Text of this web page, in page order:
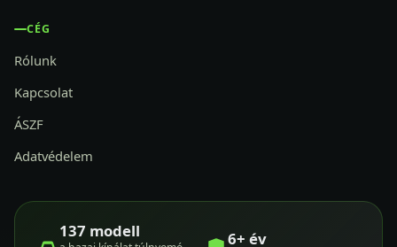
CÉG
Rólunk
Kapcsolat
ÁSZF
Adatvédelem
137 modell 6+ év